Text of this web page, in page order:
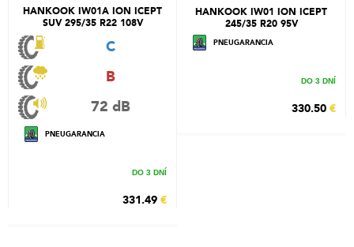
HANKOOK IW01A ION ICEPT
SUV 295/35 R22 108V
C
B
72 dB
PNEUGARANCIA
DO 3 DNÍ
331.49 €
HANKOOK IW01 ION ICEPT
245/35 R20 95V
PNEUGARANCIA
DO 3 DNÍ
330.50 €